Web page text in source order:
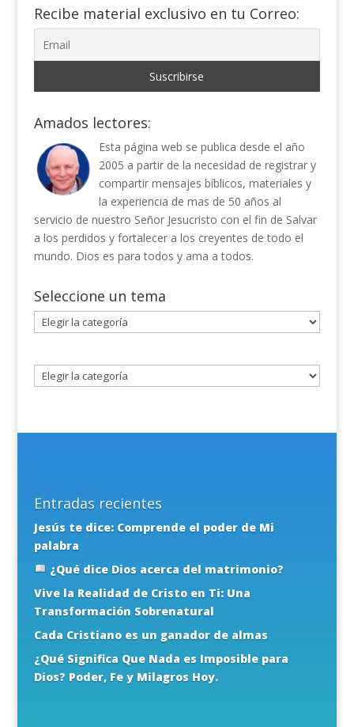
Recibe material exclusivo en tu Correo:
Amados lectores:
Esta página web se publica desde el año
2005 a partir de la necesidad de registrar y
compartir mensajes bíblicos, materiales y
la experiencia de mas de 50 años al
servicio de nuestro Señor Jesucristo con el fin de Salvar
a los perdidos y fortalecer a los creyentes de todo el
mundo. Dios es para todos y ama a todos.
Seleccione un tema
Seleccione
un
Entradas recientes
Jesús te dice: Comprende el poder de Mi
palabra
¿Qué dice Dios acerca del matrimonio?
Vive la Realidad de Cristo en Ti: Una
Transformación Sobrenatural
Cada Cristiano es un ganador de almas
¿Qué Significa Que Nada es Imposible para
Dios? Poder, Fe y Milagros Hoy.